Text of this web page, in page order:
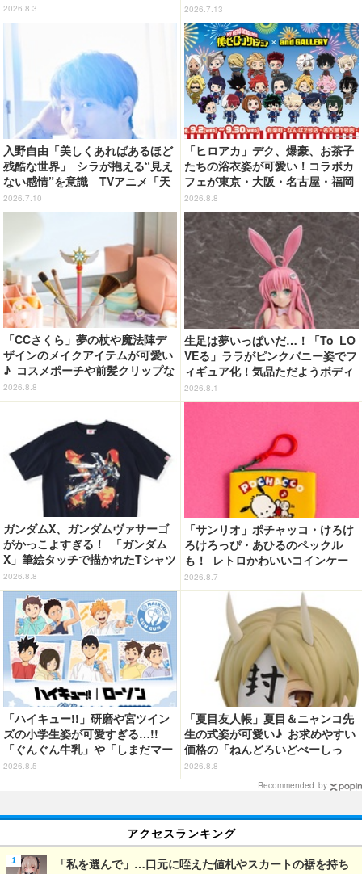
さ” TVアニメ「天幕のジャード
ゥーガル」インタビュー（９）
2026.8.3
しない」TVアニメ「天幕のジャー
ドゥーガル」インタビュー（５）
2026.7.13
入野自由「美しくあればあるほど
残酷な世界」 シラが抱える“見え
ない感情”を意識 TVアニメ「天
幕のジャードゥーガル」インタビ
ュー（４）
2026.7.10
「ヒロアカ」デク、爆豪、お茶子
たちの浴衣姿が可愛い！コラボカ
フェが東京・大阪・名古屋・福岡
で開催
2026.8.8
「CCさくら」夢の杖や魔法陣デ
ザインのメイクアイテムが可愛い
♪ コスメポーチや前髪クリップな
ど…毎日使いたい!!「タイトーく
じ」【8月28日～】
2026.8.8
生足は夢いっぱいだ…！「To LO
VEる」ララがピンクバニー姿でフ
ィギュア化！気品ただようボディ
に注目
2026.8.1
ガンダムX、ガンダムヴァサーゴ
がかっこよすぎる！ 「ガンダム
X」筆絵タッチで描かれたTシャツ
が明日（8/9）まで予約受付中！
2026.8.8
「サンリオ」ポチャッコ・けろけ
ろけろっぴ・あひるのペックル
も！ レトロかわいいコインケー
ス第2弾がカプセルトイに登場♪
2026.8.7
「ハイキュー!!」研磨や宮ツイン
ズの小学生姿が可愛すぎる…!!
「ぐんぐん牛乳」や「しまだマー
ト」デザインのグッズも!? ロー
2026.8.5
「夏目友人帳」夏目＆ニャンコ先
生の式姿が可愛い♪ お求めやすい
価格の「ねんどろいどべーしっ
く」から登場！ ちんまい二人が
並んだ姿にキュン☆
2026.8.8
Recommended by
アクセスランキング
「私を選んで」…口元に咥えた値札やスカートの裾を持ち